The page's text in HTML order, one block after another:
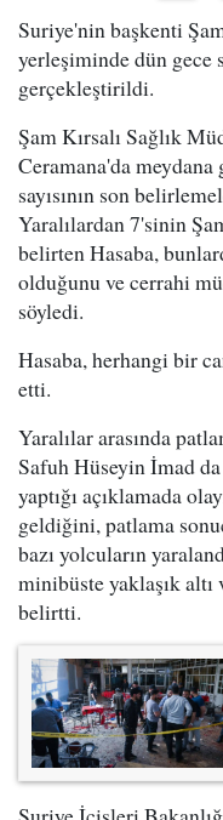
Suriye'nin başkenti
yerleşiminde dün gece
gerçekleştirildi.
Şam Kırsalı Sağlık
Ceramana'da meydana
sayısının son
Yaralılardan 7'sinin
belirten Hasaba,
olduğunu ve cerrahi
söyledi.
Hasaba, herhangi bir
etti.
Yaralılar arasında
Safuh Hüseyin İmad
yaptığı açıklamada
geldiğini, patlama
bazı yolcuların
minibüste yaklaşık
belirtti.